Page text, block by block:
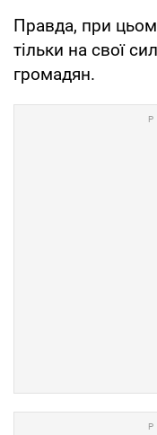
Правда, при
тільки на свої
громадян.